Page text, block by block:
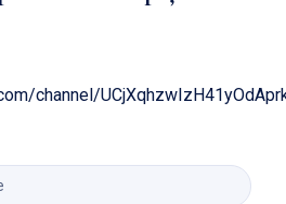
channel/